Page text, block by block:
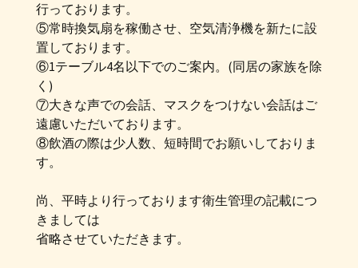
行っております。
⑤常時換気扇を稼働させ、空気清浄機を新たに設
置しております。
⑥1テーブル4名以下でのご案内。(同居の家族を除
く)
⑦大きな声での会話、マスクをつけない会話はご
遠慮いただいております。
⑧飲酒の際は少人数、短時間でお願いしておりま
す。
尚、平時より行っております衛生管理の記載につ
きましては
省略させていただきます。